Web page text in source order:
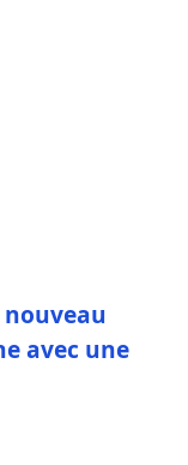
nouveau
avec une